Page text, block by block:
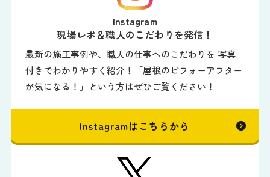
Instagram
現場レポ＆職人のこだわりを発信！
最新の施工事例や、職人の仕事へのこだわりを 写真
付きでわかりやすく紹介！「屋根のビフォーアフター
が気になる！」という方はぜひご覧ください！
Instagramはこちらから